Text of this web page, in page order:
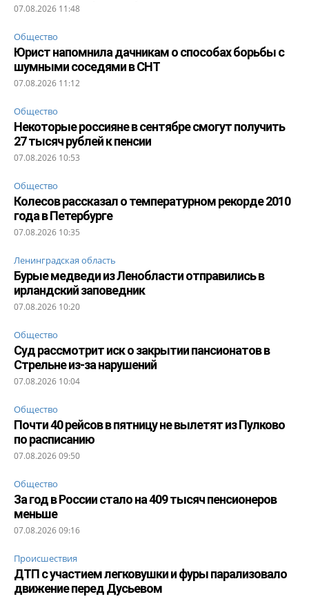
07.08.2026 11:48
Общество
Юрист напомнила дачникам о способах борьбы с
шумными соседями в СНТ
07.08.2026 11:12
Общество
Некоторые россияне в сентябре смогут получить
27 тысяч рублей к пенсии
07.08.2026 10:53
Общество
Колесов рассказал о температурном рекорде 2010
года в Петербурге
07.08.2026 10:35
Ленинградская область
Бурые медведи из Ленобласти отправились в
ирландский заповедник
07.08.2026 10:20
Общество
Суд рассмотрит иск о закрытии пансионатов в
Стрельне из-за нарушений
07.08.2026 10:04
Общество
Почти 40 рейсов в пятницу не вылетят из Пулково
по расписанию
07.08.2026 09:50
Общество
За год в России стало на 409 тысяч пенсионеров
меньше
07.08.2026 09:16
Происшествия
ДТП с участием легковушки и фуры парализовало
движение перед Дусьевом